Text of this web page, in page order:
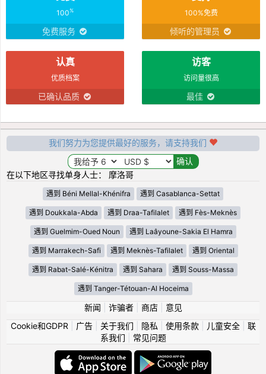
100%
免费服务
100%免费
倾听的管理员
认真
优质档案
已确认品质
访客
访问量很高
最佳
我们努力为您提供最好的服务，请支持我们
在以下地区寻找单身人士： 摩洛哥
遇到 Béni Mellal-Khénifra 遇到 Casablanca-Settat
遇到 Doukkala-Abda 遇到 Draa-Tafilalet 遇到 Fès-Meknès
遇到 Guelmim-Oued Noun 遇到 Laâyoune-Sakia El Hamra
遇到 Marrakech-Safi 遇到 Meknès-Tafilalet 遇到 Oriental
遇到 Rabat-Salé-Kénitra 遇到 Sahara 遇到 Souss-Massa
遇到 Tanger-Tétouan-Al Hoceima
新闻 诈骗者| 商店| 意见
Cookie和GDPR
广告| 关于我们 隐私 使用条款| 儿童安全| 联
系我们
常见问题